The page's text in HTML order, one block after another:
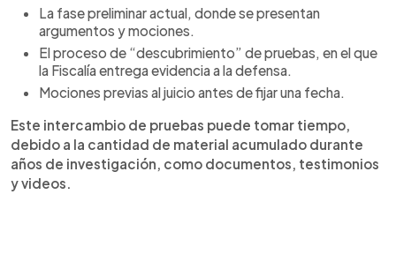
La fase preliminar actual, donde se presentan
argumentos y mociones.
El proceso de “descubrimiento” de pruebas, en el que
la Fiscalía entrega evidencia a la defensa.
Mociones previas al juicio antes de fijar una fecha.
Este intercambio de pruebas puede tomar tiempo,
debido a la cantidad de material acumulado durante
años de investigación, como documentos, testimonios
y videos.